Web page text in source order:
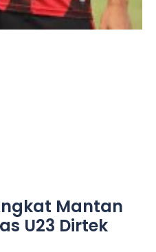
Mantan
U23 Dirtek